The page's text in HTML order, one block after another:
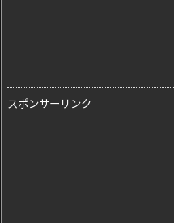
スポンサーリンク